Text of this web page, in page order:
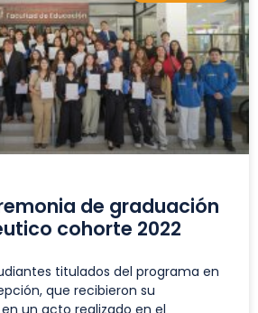
de graduación
cohorte 2022
titulados del programa en
que recibieron su